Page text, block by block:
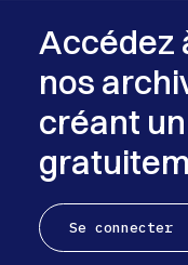
Accédez
nos
créant
Se connecter